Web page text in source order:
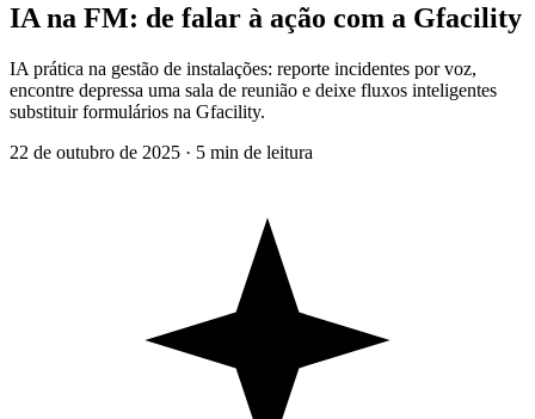
IA na FM: de falar à ação com a Gfacility
IA prática na gestão de instalações: reporte incidentes por voz,
encontre depressa uma sala de reunião e deixe fluxos inteligentes
substituir formulários na Gfacility.
22 de outubro de 2025 · 5 min de leitura